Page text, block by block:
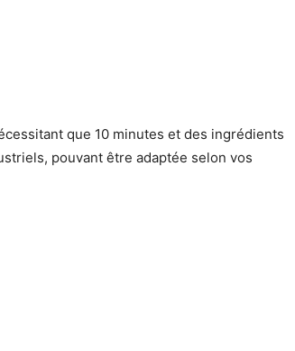
que 10 minutes et des ingrédients
pouvant être adaptée selon vos